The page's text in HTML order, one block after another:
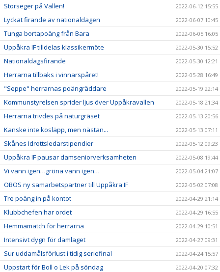
Storseger på Vallen! 2022-06-12 15:55
Lyckat firande av nationaldagen 2022-06-07 10:45
Tunga bortapoäng från Bara 2022-06-05 16:05
Uppåkra IF tilldelas klassikermöte 2022-05-30 15:52
Nationaldagsfirande 2022-05-30 12:21
Herrarna tillbaks i vinnarspåret! 2022-05-28 16:49
"Seppe" herrarnas poängräddare 2022-05-19 22:14
Kommunstyrelsen sprider ljus över Uppåkravallen 2022-05-18 21:34
Herrarna trivdes på naturgräset 2022-05-13 20:56
Kanske inte kosläpp, men nästan... 2022-05-13 07:11
Skånes Idrottsledarstipendier 2022-05-12 09:23
Uppåkra IF pausar damseniorverksamheten 2022-05-08 19:44
Vi vann igen…gröna vann igen… 2022-05-04 21:07
OBOS ny samarbetspartner till Uppåkra IF 2022-05-02 07:08
Tre poäng in på kontot 2022-04-29 21:14
Klubbchefen har ordet 2022-04-29 16:55
Hemmamatch för herrarna 2022-04-29 10:51
Intensivt dygn för damlaget 2022-04-27 09:31
Sur uddamålsförlust i tidig seriefinal 2022-04-24 15:57
Uppstart för Boll o Lek på söndag 2022-04-20 07:32